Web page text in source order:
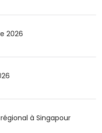
2026
à Singapour